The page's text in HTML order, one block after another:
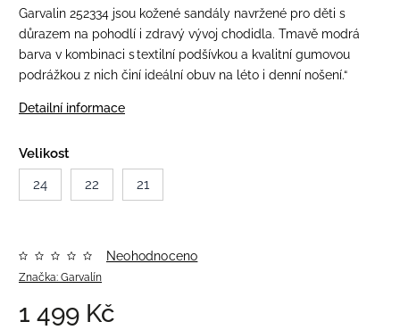
Garvalin 252334 jsou kožené sandály navržené pro děti s
důrazem na pohodlí i zdravý vývoj chodidla. Tmavě modrá
barva v kombinaci s textilní podšívkou a kvalitní gumovou
podrážkou z nich činí ideální obuv na léto i denní nošení.“
Detailní informace
Velikost
24
22 21
Značka: Garvalín
Neohodnoceno
1 499 Kč